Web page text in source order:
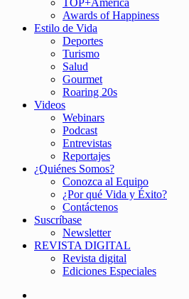
TOP+América
Awards of Happiness
Estilo de Vida
Deportes
Turismo
Salud
Gourmet
Roaring 20s
Videos
Webinars
Podcast
Entrevistas
Reportajes
¿Quiénes Somos?
Conozca al Equipo
¿Por qué Vida y Éxito?
Contáctenos
Suscríbase
Newsletter
REVISTA DIGITAL
Revista digital
Ediciones Especiales